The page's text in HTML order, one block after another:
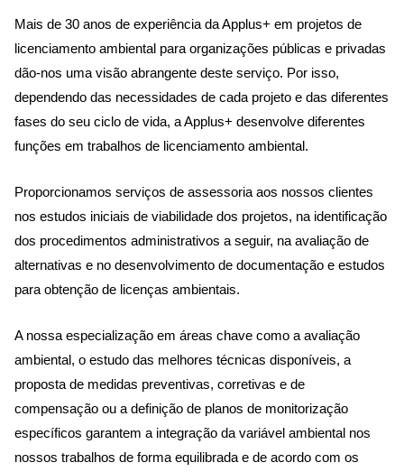
Mais de 30 anos de experiência da Applus+ em projetos de
licenciamento ambiental para organizações públicas e privadas
dão-nos uma visão abrangente deste serviço. Por isso,
dependendo das necessidades de cada projeto e das diferentes
fases do seu ciclo de vida, a Applus+ desenvolve diferentes
funções em trabalhos de licenciamento ambiental.
Proporcionamos serviços de assessoria aos nossos clientes
nos estudos iniciais de viabilidade dos projetos, na identificação
dos procedimentos administrativos a seguir, na avaliação de
alternativas e no desenvolvimento de documentação e estudos
para obtenção de licenças ambientais.
A nossa especialização em áreas chave como a avaliação
ambiental, o estudo das melhores técnicas disponíveis, a
proposta de medidas preventivas, corretivas e de
compensação ou a definição de planos de monitorização
específicos garantem a integração da variável ambiental nos
nossos trabalhos de forma equilibrada e de acordo com os